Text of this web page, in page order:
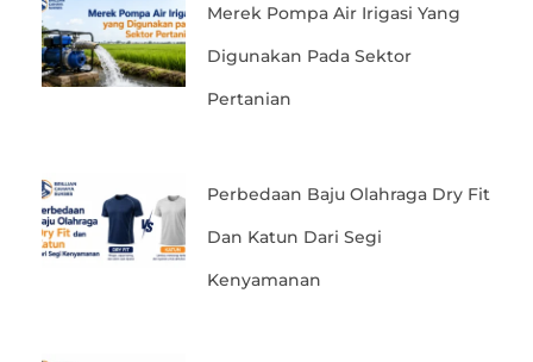
Merek Pompa Air Irigasi Yang
Digunakan Pada Sektor
Pertanian
Perbedaan Baju Olahraga Dry Fit
Dan Katun Dari Segi
Kenyamanan